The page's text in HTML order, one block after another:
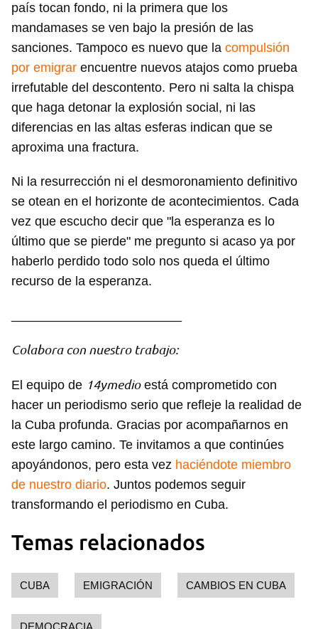
país tocan fondo, ni la primera que los
mandamases se ven bajo la presión de las
sanciones. Tampoco es nuevo que la compulsión
por emigrar encuentre nuevos atajos como prueba
irrefutable del descontento. Pero ni salta la chispa
que haga detonar la explosión social, ni las
diferencias en las altas esferas indican que se
aproxima una fractura.
Ni la resurrección ni el desmoronamiento definitivo
se otean en el horizonte de acontecimientos. Cada
vez que escucho decir que "la esperanza es lo
último que se pierde" me pregunto si acaso ya por
haberlo perdido todo solo nos queda el último
recurso de la esperanza.
Colabora con nuestro trabajo:
El equipo de 14ymedioestá comprometido con
hacer un periodismo serio que refleje la realidad de
la Cuba profunda. Gracias por acompañarnos en
este largo camino. Te invitamos a que continúes
apoyándonos, pero esta vez haciéndote miembro
de nuestro diario. Juntos podemos seguir
transformando el periodismo en Cuba.
Temas relacionados
CUBA EMIGRACIÓN CAMBIOS EN CUBA
DEMOCRACIA